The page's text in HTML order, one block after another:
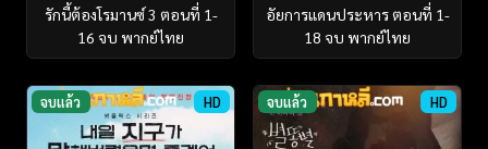
รักนี้ต้องโรมานซ์ 3 ตอนที่ 1-
16 จบ พากย์ไทย
อัยการแดนประหาร ตอนที่ 1-
18 จบ พากย์ไทย
จบแล้ว HD จบแล้ว HD